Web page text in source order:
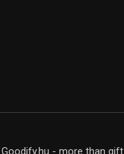
- more than gift